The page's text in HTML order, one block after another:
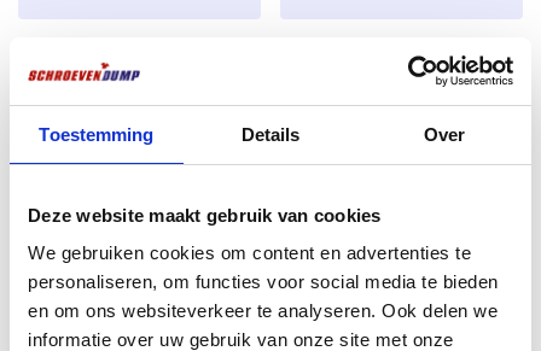
Toestemming Details Over
Deze website maakt gebruik van cookies
We gebruiken cookies om content en advertenties te
personaliseren, om functies voor social media te bieden
en om ons websiteverkeer te analyseren. Ook delen we
informatie over uw gebruik van onze site met onze
Filet :
Filet partiel avec nervures sur la tige pour
une prise optimale et une manipulation aisée.
Pointe de coupe :
Pointe acérée pour un
retournement sans effort et sans fendre le bois.
Entraînement :l’engagement Torx empêche la
rotation et offre un contrôle maximal.
Applications :
Convient pour :
pot/vis de sol Noir 4.0 x 60
€51,45Le
initial
était :
€ 51,45.
€40,46
actuel
est :
€ 40,46.
€1,99
excl. BTW: